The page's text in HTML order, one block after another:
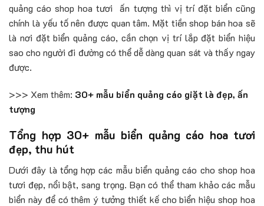
quảng cáo shop hoa tươi ấn tượng thì vị trí đặt biển cũng
chính là yếu tố nên được quan tâm. Mặt tiền shop bán hoa sẽ
là nơi đặt biển quảng cáo, cần chọn vị trí lắp đặt biển hiệu
sao cho người đi đường có thể dễ dàng quan sát và thấy ngay
được.
>>> Xem thêm: 30+ mẫu biển quảng cáo giặt là đẹp, ấn
tượng
Tổng hợp 30+ mẫu biển quảng cáo hoa tươi
đẹp, thu hút
Dưới đây là tổng hợp các mẫu biển quảng cáo cho shop hoa
tươi đẹp, nổi bật, sang trọng. Bạn có thể tham khảo các mẫu
biển này để có thêm ý tưởng thiết kế cho biển hiệu shop hoa